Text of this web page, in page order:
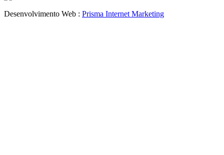
Desenvolvimento Web : Prisma Internet Marketing